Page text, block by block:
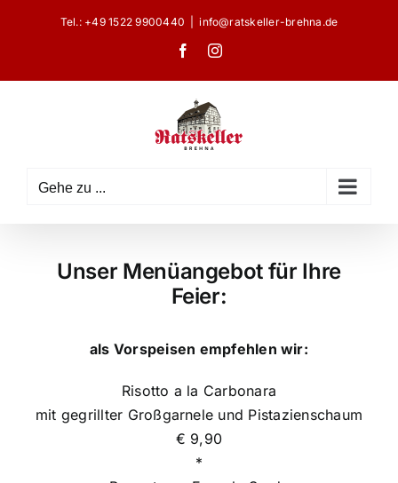
Tel.: +49 1522 9900440 info@ratskeller-brehna.de
FacebookInstagram
Gehe zu ...
Unser Menüangebot für Ihre
Feier:
als Vorspeisen empfehlen wir:
Risotto a la Carbonara
mit gegrillter Großgarnele und Pistazienschaum
€ 9,90
*